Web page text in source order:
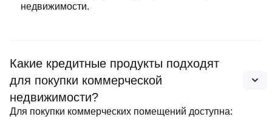
недвижимости.
Какие кредитные продукты подходят
для покупки коммерческой
недвижимости?
Для покупки коммерческих помещений доступна: